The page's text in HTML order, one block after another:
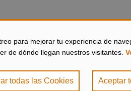
para mejorar tu experiencia de
de dónde llegan nuestros visitantes.
todas las Cookies Aceptar
María (Cádiz - España)